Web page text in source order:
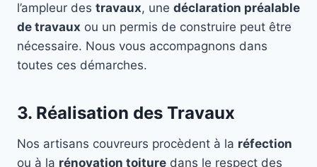
l’ampleur des travaux, une déclaration préalable
de travaux ou un permis de construire peut être
nécessaire. Nous vous accompagnons dans
toutes ces démarches.
3. Réalisation des Travaux
Nos artisans couvreurs procèdent à la réfection
ou à la rénovation toiture dans le respect des